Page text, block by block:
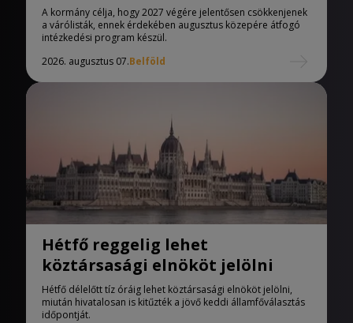
A kormány célja, hogy 2027 végére jelentősen csökkenjenek
a várólisták, ennek érdekében augusztus közepére átfogó
intézkedési program készül.
2026. augusztus 07.Belföld
Hétfő reggelig lehet
köztársasági elnököt jelölni
Hétfő délelőtt tíz óráig lehet köztársasági elnököt jelölni,
miután hivatalosan is kitűzték a jövő keddi államfőválasztás
időpontját.